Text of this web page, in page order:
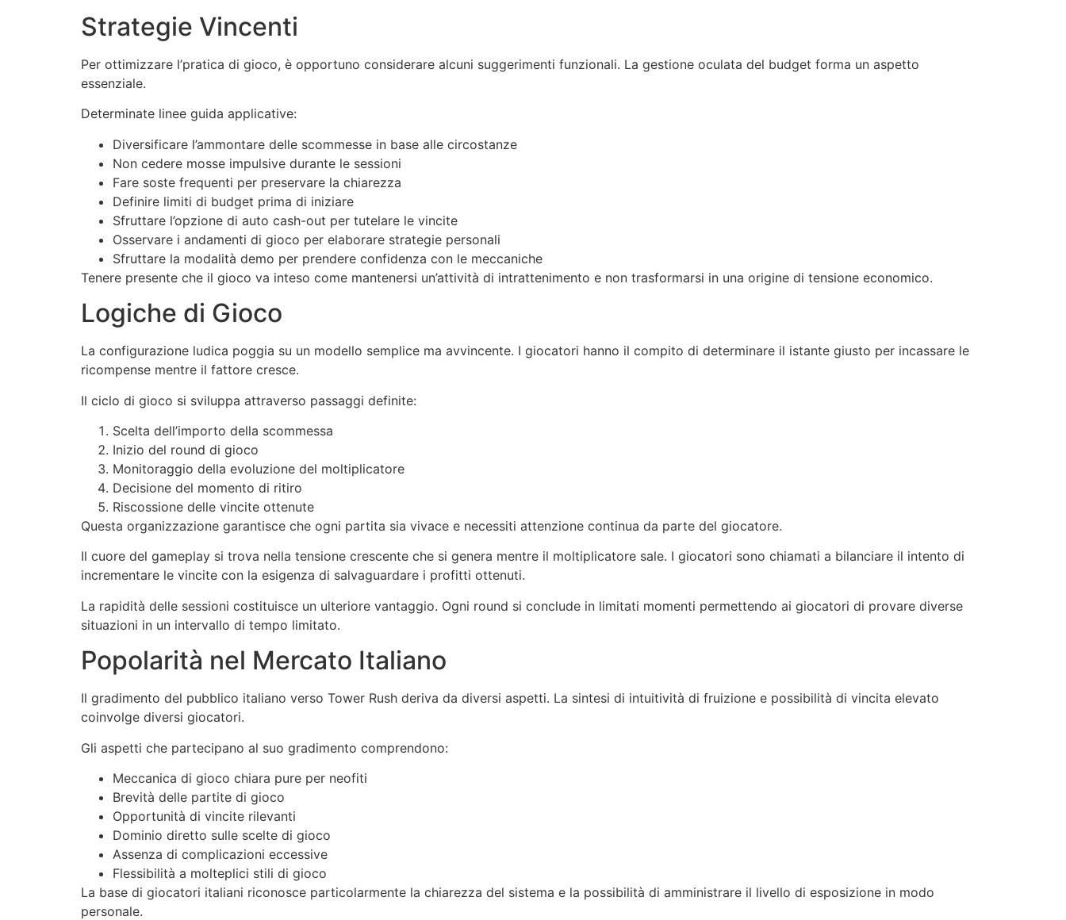
Strategie Vincenti
Per ottimizzare l’pratica di gioco, è opportuno considerare alcuni suggerimenti funzionali. La gestione oculata del budget forma un aspetto
essenziale.
Determinate linee guida applicative:
Diversificare l’ammontare delle scommesse in base alle circostanze
Non cedere mosse impulsive durante le sessioni
Fare soste frequenti per preservare la chiarezza
Definire limiti di budget prima di iniziare
Sfruttare l’opzione di auto cash-out per tutelare le vincite
Osservare i andamenti di gioco per elaborare strategie personali
Sfruttare la modalità demo per prendere confidenza con le meccaniche
Tenere presente che il gioco va inteso come mantenersi un’attività di intrattenimento e non trasformarsi in una origine di tensione economico.
Logiche di Gioco
La configurazione ludica poggia su un modello semplice ma avvincente. I giocatori hanno il compito di determinare il istante giusto per incassare le
ricompense mentre il fattore cresce.
Il ciclo di gioco si sviluppa attraverso passaggi definite:
Scelta dell’importo della scommessa
Inizio del round di gioco
Monitoraggio della evoluzione del moltiplicatore
Decisione del momento di ritiro
Riscossione delle vincite ottenute
Questa organizzazione garantisce che ogni partita sia vivace e necessiti attenzione continua da parte del giocatore.
Il cuore del gameplay si trova nella tensione crescente che si genera mentre il moltiplicatore sale. I giocatori sono chiamati a bilanciare il intento di
incrementare le vincite con la esigenza di salvaguardare i profitti ottenuti.
La rapidità delle sessioni costituisce un ulteriore vantaggio. Ogni round si conclude in limitati momenti permettendo ai giocatori di provare diverse
situazioni in un intervallo di tempo limitato.
Popolarità nel Mercato Italiano
Il gradimento del pubblico italiano verso Tower Rush deriva da diversi aspetti. La sintesi di intuitività di fruizione e possibilità di vincita elevato
coinvolge diversi giocatori.
Gli aspetti che partecipano al suo gradimento comprendono:
Meccanica di gioco chiara pure per neofiti
Brevità delle partite di gioco
Opportunità di vincite rilevanti
Dominio diretto sulle scelte di gioco
Assenza di complicazioni eccessive
Flessibilità a molteplici stili di gioco
La base di giocatori italiani riconosce particolarmente la chiarezza del sistema e la possibilità di amministrare il livello di esposizione in modo
personale.